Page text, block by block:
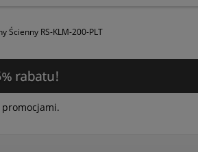
RS-KLM-200-PLT